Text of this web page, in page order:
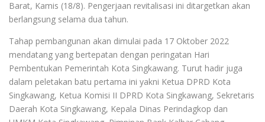
Barat, Kamis (18/8). Pengerjaan revitalisasi ini ditargetkan akan
berlangsung selama dua tahun.
Tahap pembangunan akan dimulai pada 17 Oktober 2022
mendatang yang bertepatan dengan peringatan Hari
Pembentukan Pemerintah Kota Singkawang. Turut hadir juga
dalam peletakan batu pertama ini yakni Ketua DPRD Kota
Singkawang, Ketua Komisi II DPRD Kota Singkawang, Sekretaris
Daerah Kota Singkawang, Kepala Dinas Perindagkop dan